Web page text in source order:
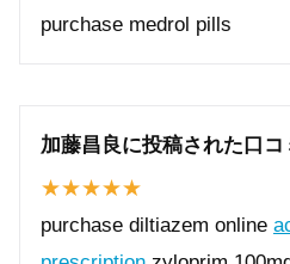
purchase medrol pills
加藤昌良に投稿された口コ
purchase diltiazem online